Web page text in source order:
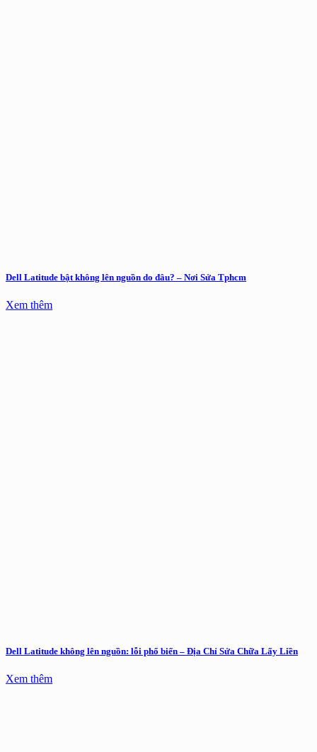
Dell Latitude bật không lên nguồn do đâu? – Nơi Sửa Tphcm
Xem thêm
Dell Latitude không lên nguồn: lỗi phổ biến – Địa Chỉ Sửa Chữa Lấy Liền
Xem thêm